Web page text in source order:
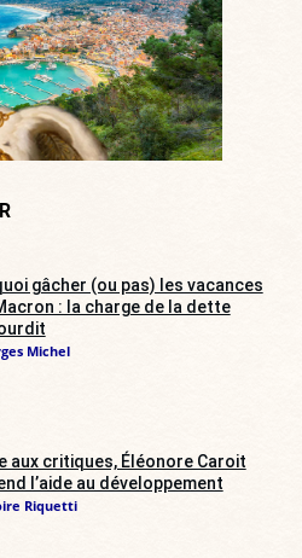
gâcher (ou pas) les vacances
: la charge de la dette
Michel
aux critiques, Éléonore Caroit
l’aide au développement
Riquetti